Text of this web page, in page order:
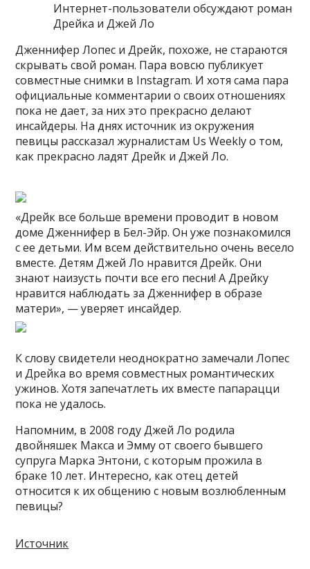
Интернет-пользователи обсуждают роман
Дрейка и Джей Ло
Дженнифер Лопес и Дрейк, похоже, не стараются
скрывать свой роман. Пара вовсю публикует
совместные снимки в Instagram. И хотя сама пара
официальные комментарии о своих отношениях
пока не дает, за них это прекрасно делают
инсайдеры. На днях источник из окружения
певицы рассказал журналистам Us Weekly о том,
как прекрасно ладят Дрейк и Джей Ло.
«Дрейк все больше времени проводит в новом
доме Дженнифер в Бел-Эйр. Он уже познакомился
с ее детьми. Им всем действительно очень весело
вместе. Детям Джей Ло нравится Дрейк. Они
знают наизусть почти все его песни! А Дрейку
нравится наблюдать за Дженнифер в образе
матери», — уверяет инсайдер.
К слову свидетели неоднократно замечали Лопес
и Дрейка во время совместных романтических
ужинов. Хотя запечатлеть их вместе папарацци
пока не удалось.
Напомним, в 2008 году Джей Ло родила
двойняшек Макса и Эмму от своего бывшего
супруга Марка Энтони, с которым прожила в
браке 10 лет. Интересно, как отец детей
относится к их общению с новым возлюбленным
певицы?
Источник